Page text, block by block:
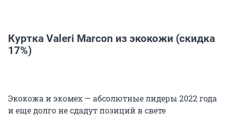
Куртка Valeri Marcon из экокожи (скидка
17%)
Экокожа и экомех — абсолютные лидеры 2022 года
и еще долго не сдадут позиций в свете